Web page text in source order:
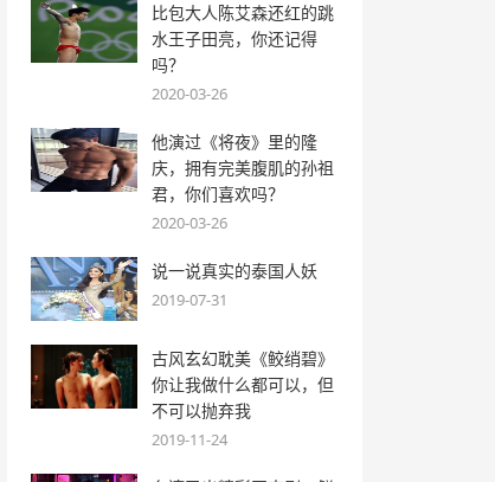
比包大人陈艾森还红的跳
水王子田亮，你还记得
吗？
2020-03-26
他演过《将夜》里的隆
庆，拥有完美腹肌的孙祖
君，你们喜欢吗？
2020-03-26
说一说真实的泰国人妖
2019-07-31
古风玄幻耽美《鲛绡碧》
你让我做什么都可以，但
不可以抛弃我
2019-11-24